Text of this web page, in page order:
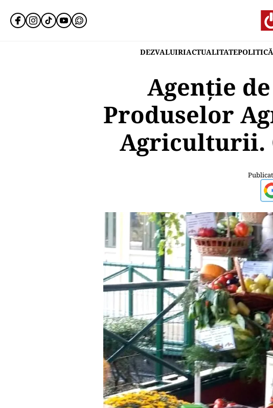
DEZVALUIRIACTUALITATEPOLITICĂ
Agenţie
Produselor
Agriculturii.